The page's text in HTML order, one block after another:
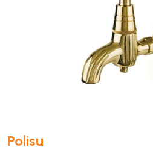
Polisu